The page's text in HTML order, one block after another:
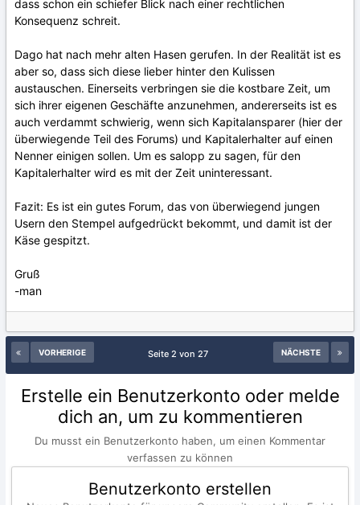
dass schon ein schiefer Blick nach einer rechtlichen
Konsequenz schreit.
Dago hat nach mehr alten Hasen gerufen. In der Realität ist es
aber so, dass sich diese lieber hinter den Kulissen
austauschen. Einerseits verbringen sie die kostbare Zeit, um
sich ihrer eigenen Geschäfte anzunehmen, andererseits ist es
auch verdammt schwierig, wenn sich Kapitalansparer (hier der
überwiegende Teil des Forums) und Kapitalerhalter auf einen
Nenner einigen sollen. Um es salopp zu sagen, für den
Kapitalerhalter wird es mit der Zeit uninteressant.
Fazit: Es ist ein gutes Forum, das von überwiegend jungen
Usern den Stempel aufgedrückt bekommt, und damit ist der
Käse gespitzt.
Gruß
-man
VORHERIGE NÄCHSTE
Seite 2 von 27
Erstelle ein Benutzerkonto oder melde
dich an, um zu kommentieren
Du musst ein Benutzerkonto haben, um einen Kommentar
verfassen zu können
Benutzerkonto erstellen